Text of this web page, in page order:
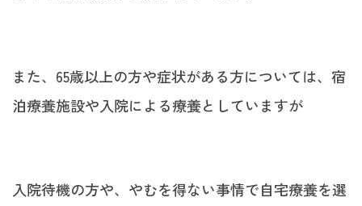
また、65歳以上の方や症状がある方については、宿
泊療養施設や入院による療養としていますが
入院待機の方や、やむを得ない事情で自宅療養を選